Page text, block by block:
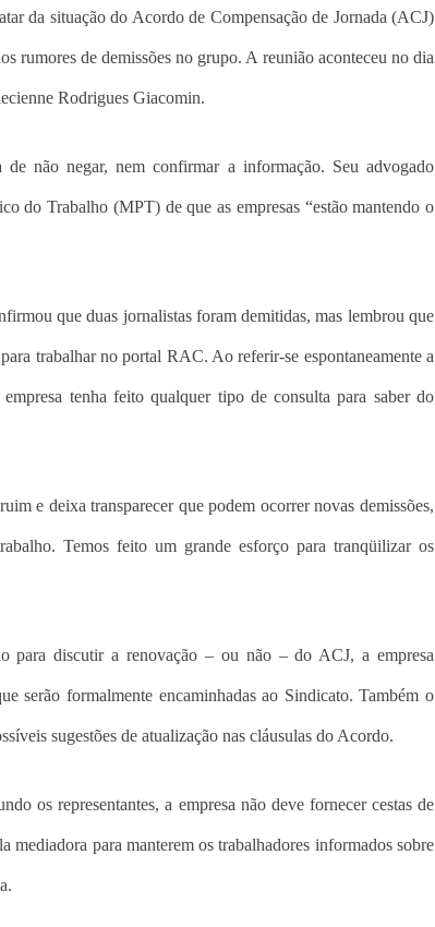
da situação do Acordo de Compensação de Jornada (ACJ)
rumores de demissões no grupo. A reunião aconteceu no dia
Rodrigues Giacomin.
de não negar, nem confirmar a informação. Seu advogado
do Trabalho (MPT) de que as empresas “estão mantendo o
que duas jornalistas foram demitidas, mas lembrou que
trabalhar no portal RAC. Ao referir-se espontaneamente a
tenha feito qualquer tipo de consulta para saber do
e deixa transparecer que podem ocorrer novas demissões,
Temos feito um grande esforço para tranqüilizar os
para discutir a renovação – ou não – do ACJ, a empresa
serão formalmente encaminhadas ao Sindicato. Também o
sugestões de atualização nas cláusulas do Acordo.
os representantes, a empresa não deve fornecer cestas de
mediadora para manterem os trabalhadores informados sobre